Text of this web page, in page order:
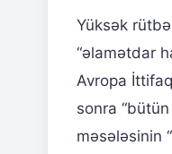
Yüksək
“əlamətdar
Avropa
sonra
məsələsinin